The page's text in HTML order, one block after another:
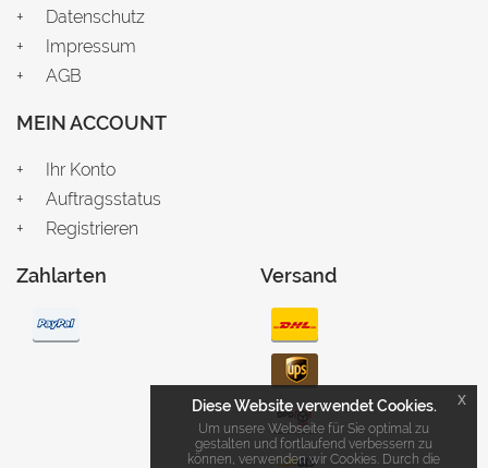
Datenschutz
Impressum
AGB
MEIN ACCOUNT
Ihr Konto
Auftragsstatus
Registrieren
Zahlarten Versand
Diese Website verwendet Cookies.
Um unsere Webseite für Sie optimal zu
gestalten und fortlaufend verbessern zu
können, verwenden wir Cookies. Durch die
x